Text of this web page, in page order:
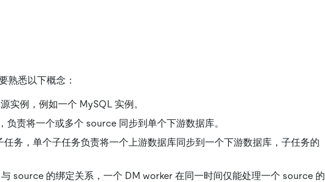
熟悉以下概念：
实例，例如一个 MySQL 实例。
负责将一个或多个 source 同步到单个下游数据库。
任务，单个子任务负责将一个上游数据库同步到一个下游数据库，子任务的
与 source 的绑定关系，一个 DM worker 在同一时间仅能处理一个 source 的